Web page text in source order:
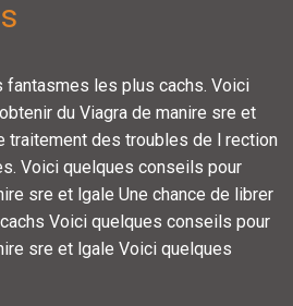
fantasmes les plus cachs. Voici
du Viagra de manire sre et
traitement des troubles de l rection
Voici quelques conseils pour
sre et lgale Une chance de librer
Voici quelques conseils pour
sre et lgale Voici quelques